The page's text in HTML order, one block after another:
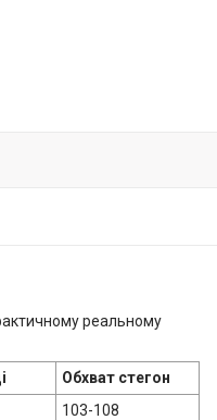
реальному
Обхват стегон
103-108